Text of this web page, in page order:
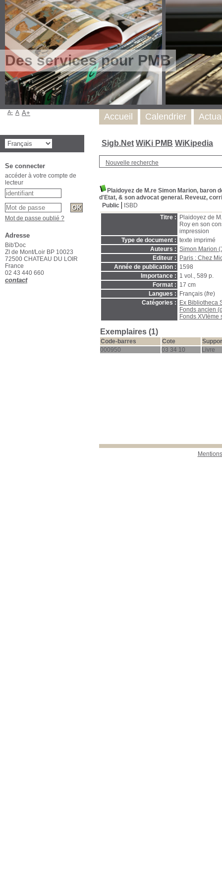
Des services pour PMB
Sigb.Net WiKi PMB WiKipedia
Nouvelle recherche
Plaidoyez de M.re Simon Marion, baron
d'Etat, & son advocat general. Reveuz,
Public
ISBD
Titre :
Plaidoyez de
Roy en son
impression
Type de document : texte imprimé
Auteurs : Simon Marion
Editeur :
Paris : Chez
Année de publication : 1598
Importance : 1 vol., 589 p.
Format : 17 cm
Langues :
Français (fre)
Catégories :
Ex Bibliotheca
Fonds ancien
Fonds XVIème
Exemplaires (1)
Code-barres Cote
000950
03 34 10 Livre
Accueil Calendrier
A- A A+
Se connecter
accéder à votre compte de
lecteur
Mot de passe oublié ?
Adresse
Bib'Doc
ZI de Mont/Loir BP 10023
72500 CHATEAU DU LOIR
France
02 43 440 660
contact